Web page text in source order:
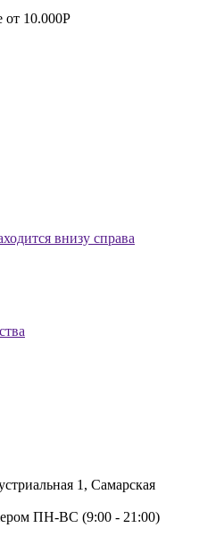
от 10.000Р
внизу справа
1, Самарская
ПН-ВС (9:00 - 21:00)